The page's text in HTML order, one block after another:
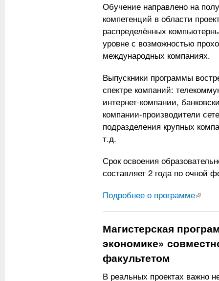
Обучение направлено на
компетенций в области
распределённых
уровне с возможностью
международных компаниях.
Выпускники программы
спектре компаний:
интернет-компании,
компании-производители
подразделения крупных
т.д.
Срок освоения
составляет 2 года по очной
Подробнее о программе
Магистерская
экономике»
факультетом
В реальных проектах важно